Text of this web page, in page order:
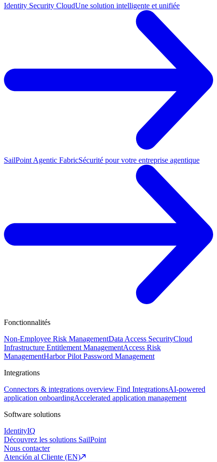
Identity Security CloudUne solution intelligente et unifiée
SailPoint Agentic FabricSécurité pour votre entreprise agentique
Fonctionnalités
Non-Employee Risk ManagementData Access SecurityCloud
Infrastructure Entitlement ManagementAccess Risk
ManagementHarbor Pilot Password Management
Integrations
Connectors & integrations overview Find IntegrationsAI-powered
application onboardingAccelerated application management
Software solutions
IdentityIQ
Découvrez les solutions SailPoint
Nous contacter
Atención al Cliente (EN)